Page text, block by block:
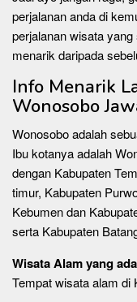
perjalanan anda di
perjalanan wisata
menarik daripada
Info Menarik
Wonosobo
Wonosobo adalah
Ibu kotanya adalah
dengan Kabupaten
timur, Kabupaten
Kebumen dan
serta Kabupaten
Wisata Alamyang
Tempat wisata alam di